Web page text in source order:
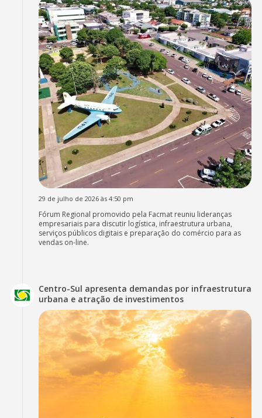
29 de julho de 2026 às 4:50 pm
Fórum Regional promovido pela Facmat reuniu lideranças
empresariais para discutir logística, infraestrutura urbana,
serviços públicos digitais e preparação do comércio para as
vendas on-line.
Centro-Sul apresenta demandas por infraestrutura
urbana e atração de investimentos